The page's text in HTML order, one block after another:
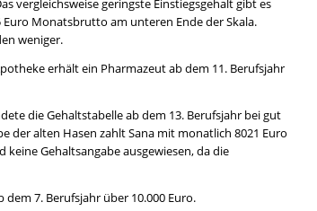
vergleichsweise geringste Einstiegsgehalt gibt es
Monatsbrutto am unteren Ende der Skala.
weniger.
erhält ein Pharmazeut ab dem 11. Berufsjahr
die Gehaltstabelle ab dem 13. Berufsjahr bei gut
der alten Hasen zahlt Sana mit monatlich 8021 Euro
Gehaltsangabe ausgewiesen, da die
7. Berufsjahr über 10.000 Euro.